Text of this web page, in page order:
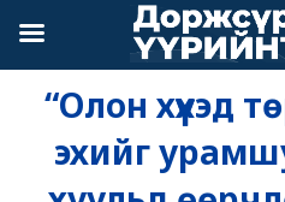
content
“Олон хүүхэд
эхийг